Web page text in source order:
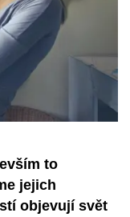
to
jejich
objevují svět